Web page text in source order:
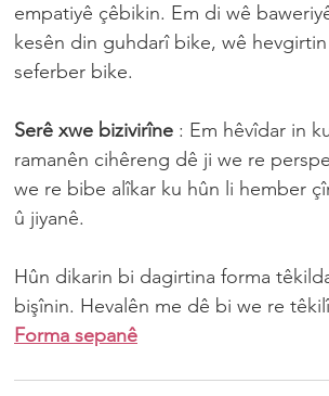
empatiyê çêbikin. Em di wê
kesên din guhdarî bike, wê
seferber bike.
Serê xwe bizivirîne : Em hêvîdar in
ramanên cihêreng dê ji we re
we re bibe alîkar ku hûn li hember
û jiyanê.
Hûn dikarin bi dagirtina forma
bişînin. Hevalên me dê bi we re
Forma sepanê